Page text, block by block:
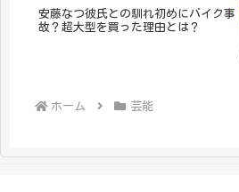
安藤なつ彼氏との馴れ初めにバイク事
故？超大型を買った理由とは？
ホーム 芸能